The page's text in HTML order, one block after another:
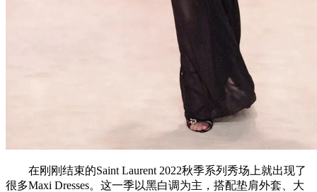
在刚刚结束的Saint Laurent 2022秋季系列秀场上就出现了
很多Maxi Dresses。这一季以黑白调为主，搭配垫肩外套、大